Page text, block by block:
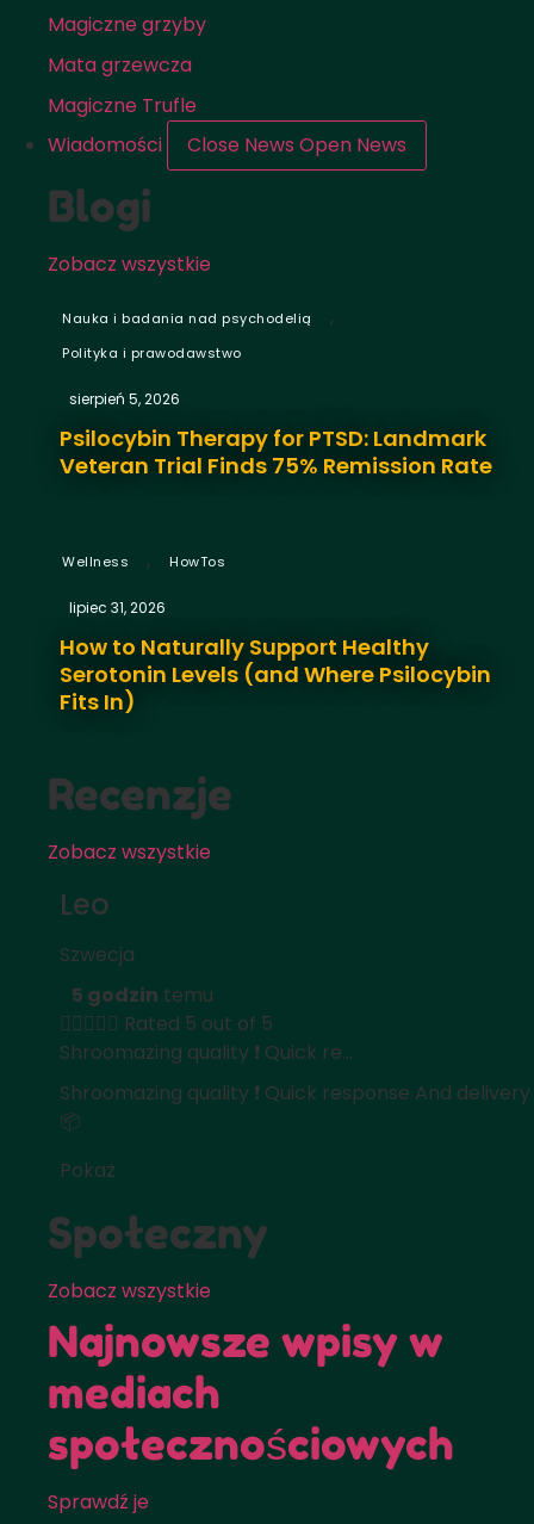
Magiczne grzyby
Mata grzewcza
Magiczne Trufle
Wiadomości
Close News Open News
Blogi
Zobacz wszystkie
Nauka i badania nad psychodelią ,
Polityka i prawodawstwo
sierpień 5, 2026
Psilocybin Therapy for PTSD: Landmark
Veteran Trial Finds 75% Remission Rate
Wellness , HowTos
lipiec 31, 2026
How to Naturally Support Healthy
Serotonin Levels (and Where Psilocybin
Fits In)
Recenzje
Zobacz wszystkie
Leo
Szwecja
5 godzin temu
 Rated 5 out of 5
Shroomazing quality ❗️ Quick re...
Shroomazing quality ❗️ Quick response And delivery
📦
Pokaż
Społeczny
Zobacz wszystkie
Najnowsze wpisy w
mediach
społecznościowych
Sprawdź je